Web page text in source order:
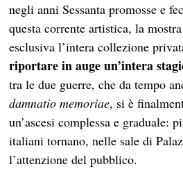
negli anni Sessanta promosse e
questa corrente artistica, la
esclusiva l’intera collezione
riportare in auge un’intera
tra le due guerre, che da tempo
damnatio memoriae, si è
un’ascesi complessa e graduale:
italiani tornano, nelle sale di
l’attenzione del pubblico.